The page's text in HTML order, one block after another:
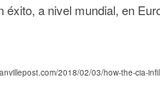
éxito, a nivel mundial, en
2018/02/03/how-the-cia-